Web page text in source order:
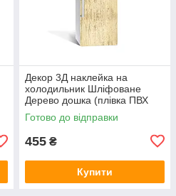
Декор 3Д наклейка на
холодильник Шліфоване
Дерево дошка (плівка ПВХ
фотодрук) 600х1800 мм
Текстури Бежевий
Готово до відправки
455 ₴
Купити